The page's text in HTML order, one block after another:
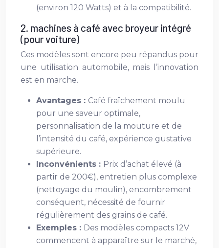
(environ 120 Watts) et à la compatibilité.
2. machines à café avec broyeur intégré
(pour voiture)
Ces modèles sont encore peu répandus pour
une utilisation automobile, mais l’innovation
est en marche.
Avantages : Café fraîchement moulu
pour une saveur optimale,
personnalisation de la mouture et de
l’intensité du café, expérience gustative
supérieure.
Inconvénients : Prix d’achat élevé (à
partir de 200€), entretien plus complexe
(nettoyage du moulin), encombrement
conséquent, nécessité de fournir
régulièrement des grains de café.
Exemples : Des modèles compacts 12V
commencent à apparaître sur le marché,